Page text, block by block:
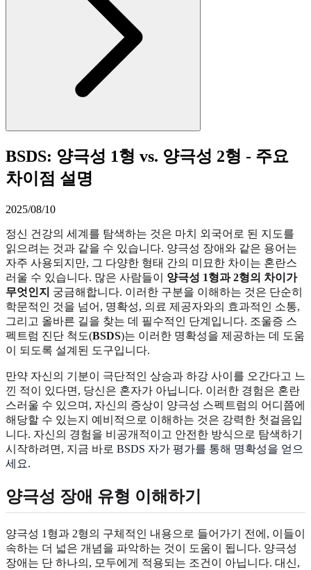
BSDS: 양극성 1형 vs. 양극성 2형 - 주요
차이점 설명
2025/08/10
정신 건강의 세계를 탐색하는 것은 마치 외국어로 된 지도를
읽으려는 것과 같을 수 있습니다. 양극성 장애와 같은 용어는
자주 사용되지만, 그 다양한 형태 간의 미묘한 차이는 혼란스
러울 수 있습니다. 많은 사람들이 양극성 1형과 2형의 차이가
무엇인지 궁금해합니다. 이러한 구분을 이해하는 것은 단순히
학문적인 것을 넘어, 명확성, 의료 제공자와의 효과적인 소통,
그리고 올바른 길을 찾는 데 필수적인 단계입니다. 조울증 스
펙트럼 진단 척도(BSDS)는 이러한 명확성을 제공하는 데 도움
이 되도록 설계된 도구입니다.
만약 자신의 기분이 극단적인 상승과 하강 사이를 오간다고 느
낀 적이 있다면, 당신은 혼자가 아닙니다. 이러한 경험은 혼란
스러울 수 있으며, 자신의 증상이 양극성 스펙트럼의 어디쯤에
해당할 수 있는지 예비적으로 이해하는 것은 강력한 첫걸음입
니다. 자신의 경험을 비공개적이고 안전한 방식으로 탐색하기
시작하려면, 지금 바로 BSDS 자가 평가를 통해 명확성을 얻으
세요.
양극성 장애 유형 이해하기
양극성 1형과 2형의 구체적인 내용으로 들어가기 전에, 이들이
속하는 더 넓은 개념을 파악하는 것이 도움이 됩니다. 양극성
장애는 단 하나의, 모두에게 적용되는 조건이 아닙니다. 대신,